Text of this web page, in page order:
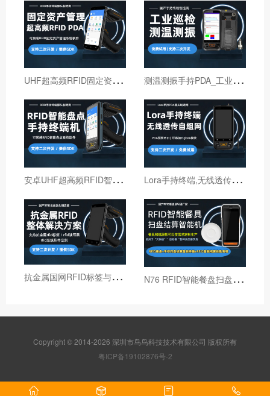
U
HF超高频RFID固定资产管理手持终端机 测
温测振手持PDA_工业巡检手持终端机_红外线测温PDA
安
卓UHF超高频RFID智能盘点手持终端设备 L
ora手持终端,无线透传自组网pda,高性能Lora智能巡检机
抗
金属国网RFID标签与国网RFID读写器厂家 N
76 RFID智能餐盘扫盘机 火锅店RFID智能结算机
Copyright © 2014-2026 深圳市鸟鸟科技技术有限公司 版权所有
粤ICP备19102876号-2